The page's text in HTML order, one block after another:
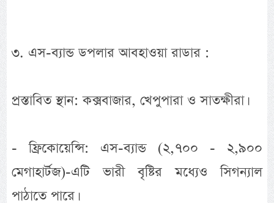
৩. এস-ব্যান্ড ডপলার আবহাওয়া রাডার :
প্রস্তাবিত স্থান: কক্সবাজার, খেপুপারা ও সাতক্ষীরা।
- ফ্রিকোয়েন্সি: এস-ব্যান্ড (২,৭০০ - ২,৯০০
মেগাহার্টজ)-এটি ভারী বৃষ্টির মধ্যেও সিগন্যাল
পাঠাতে পারে।